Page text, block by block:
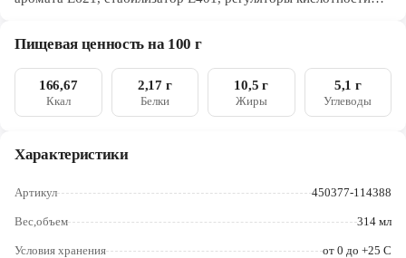
Череповец
Ярославль
Пищевая ценность на 100 г
166,67
Ккал
2,17 г
Белки
10,5 г
Жиры
5,1 г
Углеводы
Характеристики
Артикул 450377-114388
Вес,объем 314 мл
Условия хранения от 0 до +25 С